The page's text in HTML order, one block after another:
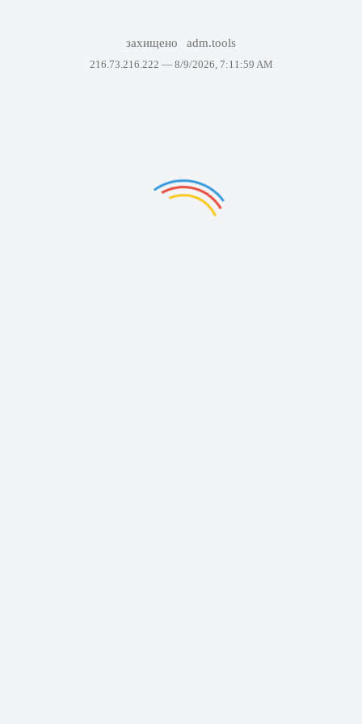
захищено adm.tools
216.73.216.222 — 8/9/2026, 7:11:59 AM